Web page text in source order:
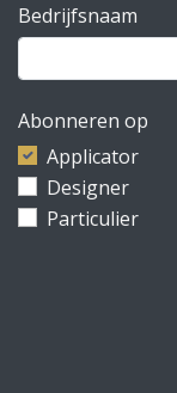
Bedrijfsnaam
Abonneren op
Applicator
Designer
Particulier